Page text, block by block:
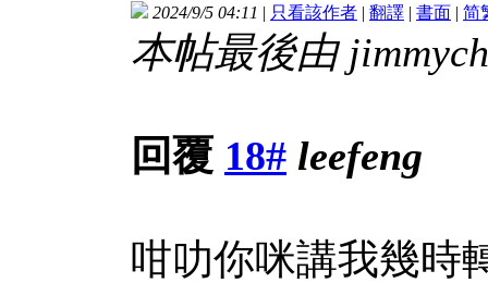
2024/9/5 04:11 | 只看該作者 | 翻譯 | 書面 | 简
本帖最後由
回覆 18# leefeng
咁叻你咪講我幾時